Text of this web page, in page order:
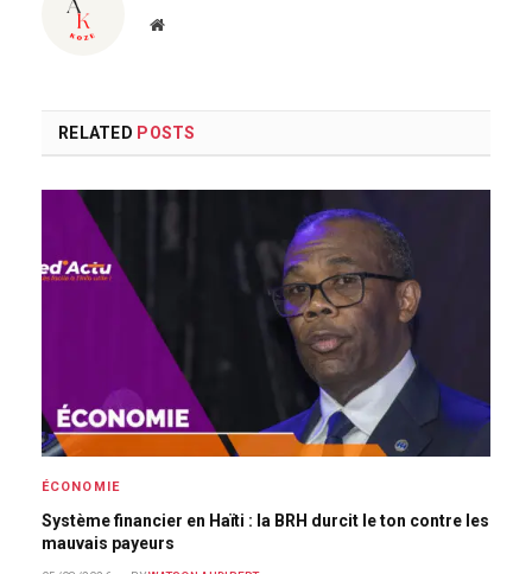
Website
RELATED POSTS
ÉCONOMIE
Système financier en Haïti : la BRH durcit le ton contre les
mauvais payeurs